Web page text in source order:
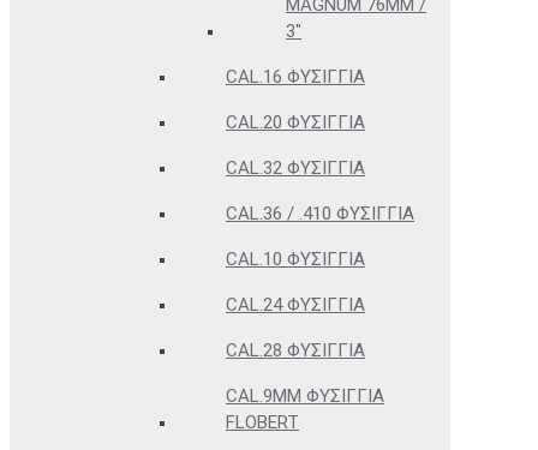
MAGNUM 76MM /
3"
CAL.16 ΦΥΣΊΓΓΙΑ
CAL.20 ΦΥΣΊΓΓΙΑ
CAL.32 ΦΥΣΊΓΓΙΑ
CAL.36 / .410 ΦΥΣΊΓΓΙΑ
CAL.10 ΦΥΣΊΓΓΙΑ
CAL.24 ΦΥΣΊΓΓΙΑ
CAL.28 ΦΥΣΊΓΓΙΑ
CAL.9MM ΦΥΣΊΓΓΙΑ
FLOBERT